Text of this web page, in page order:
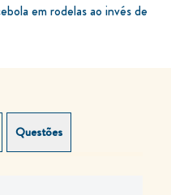
em rodelas ao invés de
Questões (0)